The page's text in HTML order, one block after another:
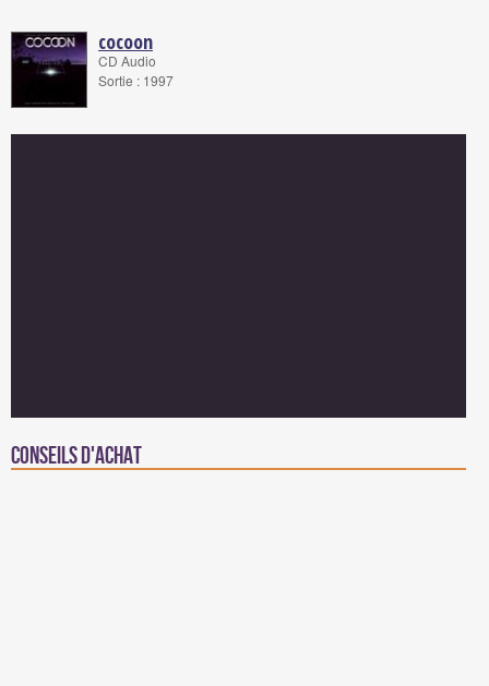
cocoon
CD Audio
Sortie : 1997
Conseils d'achat